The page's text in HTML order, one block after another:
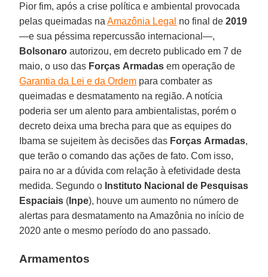
Pior fim, após a crise política e ambiental provocada
pelas queimadas naAmazônia Legal no final de2019
—e sua péssima repercussão internacional—,
Bolsonaro autorizou, em decreto publicado em 7 de
maio, o uso das Forças Armadas em operação de
Garantia da Lei e da Ordem para combater as
queimadas e desmatamento na região. A notícia
poderia ser um alento para ambientalistas, porém o
decreto deixa uma brecha para que as equipes do
Ibama se sujeitem às decisões das Forças Armadas,
que terão o comando das ações de fato. Com isso,
paira no ar a dúvida com relação à efetividade desta
medida. Segundo o Instituto Nacional de Pesquisas
Espaciais ( Inpe), houve um aumento no número de
alertas para desmatamento na Amazônia no início de
2020 ante o mesmo período do ano passado.
Armamentos